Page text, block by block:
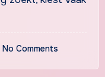
No Comments